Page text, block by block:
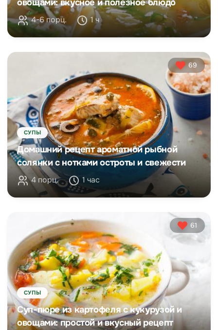
овощами: вкусное и полезное блюдо
4-6 порц. 1 ч
69
СУПЫ
Домашний рецепт ароматной рыбной
солянки с нотками остроты и свежести
4 порц. 1 час
61
СУПЫ
Суп-пюре из картофеля с кукурузой и
овощами: простой и вкусный рецепт